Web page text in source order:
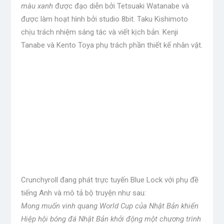
màu xanh được đạo diễn bởi Tetsuaki Watanabe và
được làm hoạt hình bởi studio 8bit. Taku Kishimoto
chịu trách nhiệm sáng tác và viết kịch bản. Kenji
Tanabe và Kento Toya phụ trách phần thiết kế nhân vật.
Crunchyroll đang phát trực tuyến Blue Lock với phụ đề
tiếng Anh và mô tả bộ truyện như sau:
Mong muốn vinh quang World Cup của Nhật Bản khiến
Hiệp hội bóng đá Nhật Bản khởi động một chương trình